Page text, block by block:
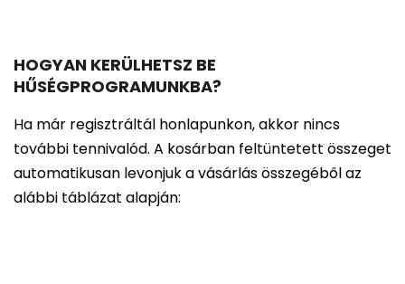
HOGYAN KERÜLHETSZ BE
HŰSÉGPROGRAMUNKBA?
Ha már regisztráltál honlapunkon, akkor nincs
további tennivalód. A kosárban feltüntetett összeget
automatikusan levonjuk a vásárlás összegéből az
alábbi táblázat alapján: